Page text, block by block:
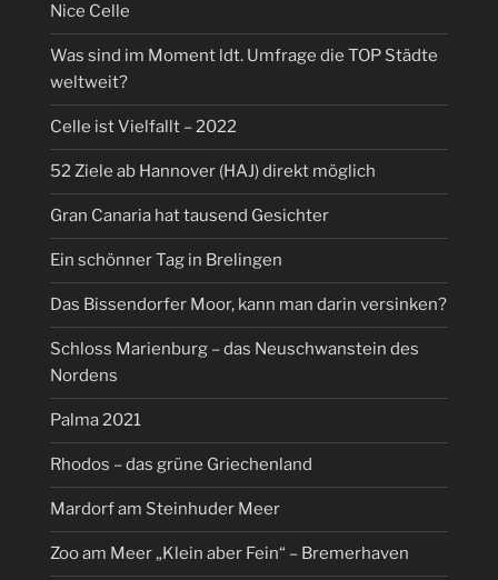
Nice Celle
Was sind im Moment ldt. Umfrage die TOP Städte
weltweit?
Celle ist Vielfallt – 2022
52 Ziele ab Hannover (HAJ) direkt möglich
Gran Canaria hat tausend Gesichter
Ein schönner Tag in Brelingen
Das Bissendorfer Moor, kann man darin versinken?
Schloss Marienburg – das Neuschwanstein des
Nordens
Palma 2021
Rhodos – das grüne Griechenland
Mardorf am Steinhuder Meer
Zoo am Meer „Klein aber Fein“ – Bremerhaven